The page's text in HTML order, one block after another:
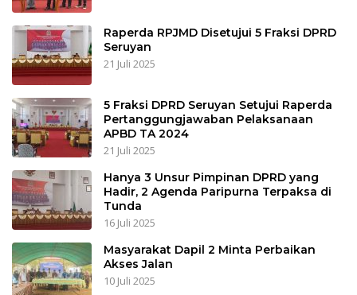
Raperda RPJMD Disetujui 5 Fraksi DPRD
Seruyan
21 Juli 2025
5 Fraksi DPRD Seruyan Setujui Raperda
Pertanggungjawaban Pelaksanaan
APBD TA 2024
21 Juli 2025
Hanya 3 Unsur Pimpinan DPRD yang
Hadir, 2 Agenda Paripurna Terpaksa di
Tunda
16 Juli 2025
Masyarakat Dapil 2 Minta Perbaikan
Akses Jalan
10 Juli 2025